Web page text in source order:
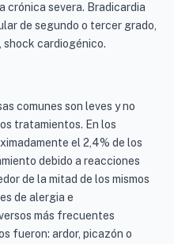
crónica severa. Bradicardia
de segundo o tercer grado,
cardiogénico.
comunes son leves y no
tratamientos. En los
el 2,4% de los
debido a reacciones
de la mitad de los mismos
de alergia e
más frecuentes
fueron: ardor, picazón o